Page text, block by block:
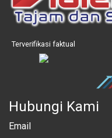
Terverifikasi faktual
Hubungi Kami
Email